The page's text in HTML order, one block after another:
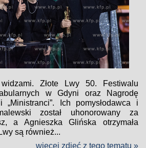
Złote Lwy 50. Festiwalu
w Gdyni oraz Nagrodę
„Ministranci”. Ich pomysłodawca i
został uhonorowany za
a Agnieszka Glińska otrzymała
są również...
więcej zdjęć z tego tematu »